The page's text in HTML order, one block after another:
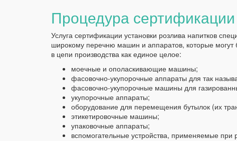
Процедура
Услуга сертификации установки розлива напитков
широкому перечню машин и аппаратов, которые
в цепи производства как единое целое:
моечные и ополаскивающие машины;
фасовочно-укупорочные аппараты для так
фасовочно-укупорочные машины для
укупорочные аппараты;
оборудование для перемещения бутылок (их
этикетировочные машины;
упаковочные аппараты;
вспомогательные устройства, применяемые при